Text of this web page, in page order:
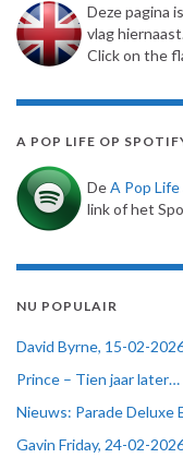
Deze pagina
vlag
Click on the
A POP LIFE OP
DeA Pop
link of het
NU POPULAIR
David Byrne, 15-02-
Prince – Tien jaar later…
Nieuws: Parade Deluxe
Gavin Friday, 24-02-